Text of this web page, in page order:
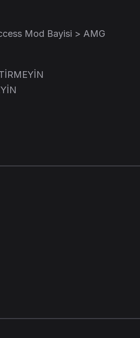
Mod Bayisi > AMG